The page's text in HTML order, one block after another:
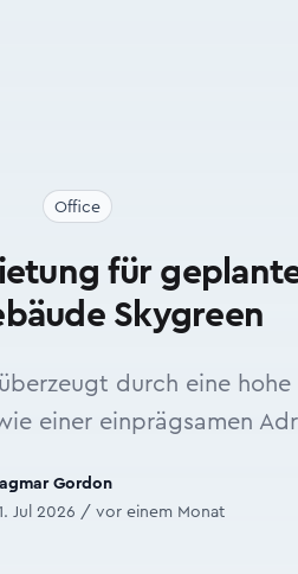
Office
für
Skygreen
durch eine hohe
einer einprägsamen
Gordon
Jul 2026 / vor einem Monat